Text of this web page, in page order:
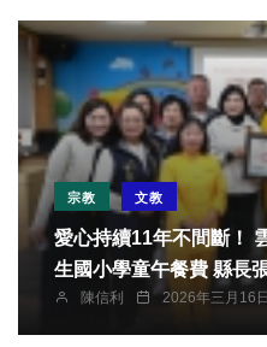
宗教 文教
愛心持續11年不間斷！
生國小學童午餐費 縣長
陳信利 2026年三月16日